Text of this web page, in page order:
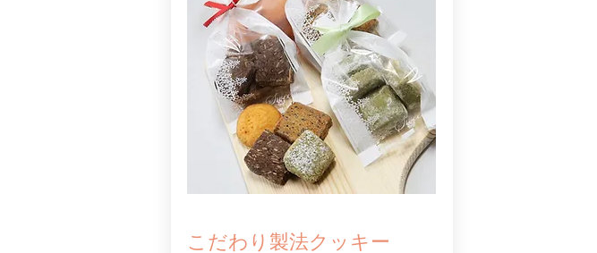
こだわり製法クッキー